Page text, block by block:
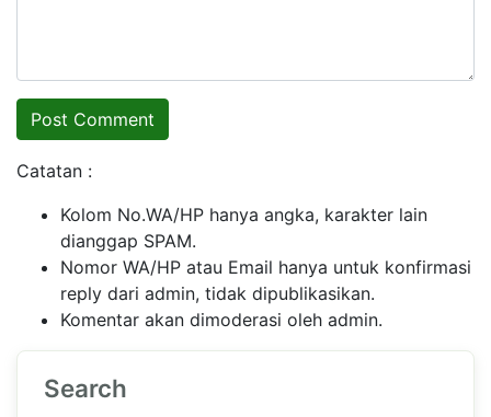
Catatan :
Kolom No.WA/HP hanya angka, karakter lain
dianggap SPAM.
Nomor WA/HP atau Email hanya untuk konfirmasi
reply dari admin, tidak dipublikasikan.
Komentar akan dimoderasi oleh admin.
Search